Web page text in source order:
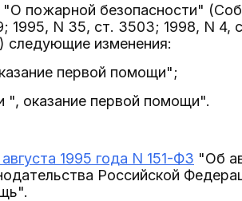
"О пожарной безопасности"
1995, N 35, ст. 3503; 1998, N 4,
следующие изменения:
первой помощи";
", оказание первой помощи".
1995 года N 151-ФЗ "Об
Российской